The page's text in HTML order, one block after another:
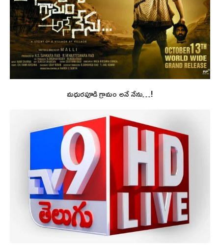
మధురపూడి గ్రామం అనే నేను…!